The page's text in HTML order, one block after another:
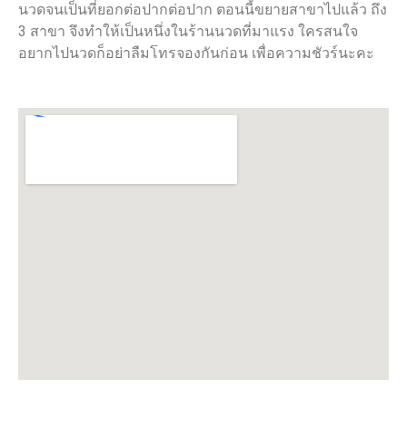
นวดจนเป็นที่ยอกต่อปากต่อปาก ตอนนี้ขยายสาขาไปแล้ว ถึง
3 สาขา จึงทำให้เป็นหนึ่งในร้านนวดที่มาแรง ใครสนใจ
อยากไปนวดก็อย่าลืมโทรจองกันก่อน เพื่อความชัวร์นะคะ